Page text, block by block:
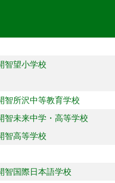
智望小学校
智所沢中等教育学校
智未来中学・高等学校
智高等学校
智国際日本語学校